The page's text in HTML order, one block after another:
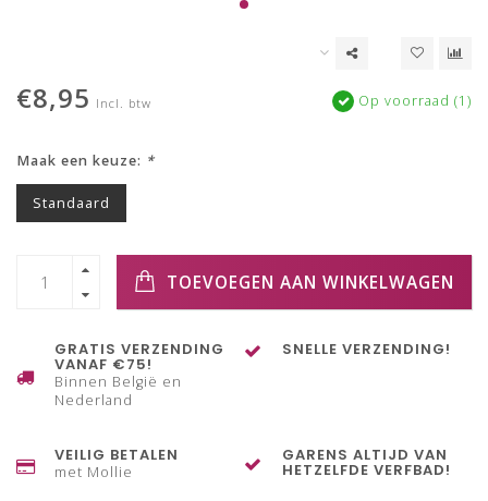
€8,95 Incl. btw Op voorraad (1)
Maak een keuze: *
Standaard
TOEVOEGEN AAN WINKELWAGEN
GRATIS VERZENDING
VANAF €75!
Binnen België en
Nederland
SNELLE VERZENDING!
VEILIG BETALEN
met Mollie
GARENS ALTIJD VAN
HETZELFDE VERFBAD!